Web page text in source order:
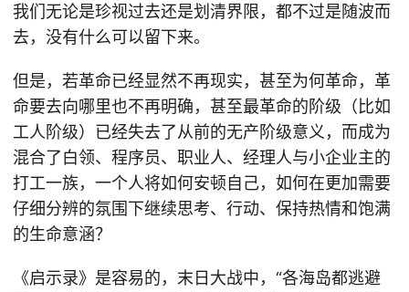
我们无论是珍视过去还是划清界限，都不过是随波而
去，没有什么可以留下来。
但是，若革命已经显然不再现实，甚至为何革命，革
命要去向哪里也不再明确，甚至最革命的阶级（比如
工人阶级）已经失去了从前的无产阶级意义，而成为
混合了白领、程序员、职业人、经理人与小企业主的
打工一族，一个人将如何安顿自己，如何在更加需要
仔细分辨的氛围下继续思考、行动、保持热情和饱满
的生命意涵？
《启示录》是容易的，末日大战中，“各海岛都逃避